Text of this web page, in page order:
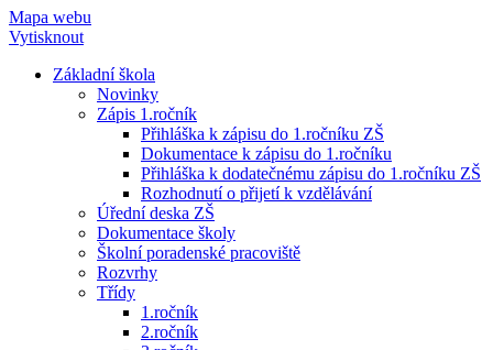
Mapa webu
Vytisknout
Základní škola
Novinky
Zápis 1.ročník
Přihláška k zápisu do 1.ročníku ZŠ
Dokumentace k zápisu do 1.ročníku
Přihláška k dodatečnému zápisu do 1.ročníku ZŠ
Rozhodnutí o přijetí k vzdělávání
Úřední deska ZŠ
Dokumentace školy
Školní poradenské pracoviště
Rozvrhy
Třídy
1.ročník
2.ročník